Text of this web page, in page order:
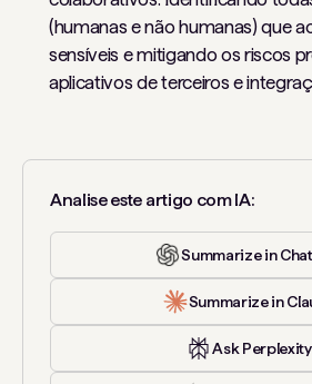
(humanas e não humanas) que
sensíveis e mitigando os riscos
aplicativos de terceiros e
Analise este artigo com IA:
Summarize in
Summarize in
Ask Perplexity